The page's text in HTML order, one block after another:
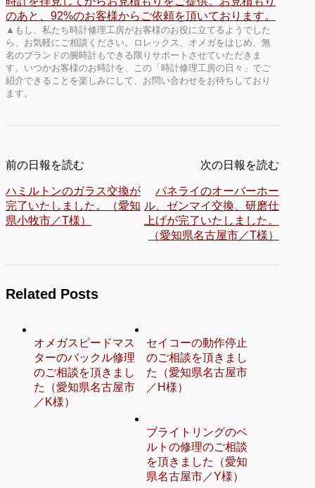
▲もし、私たち時計修理工房がお客様のお役に立てるようでした
ら、お気軽にご相談ください。ロレックス、オメガをはじめ、無
名のブランドの腕時計もできる限りサポートさせていただきま
す。いつかお客様のお時計を、この「時計修理工房の日々」でご
紹介できることを楽しみにして、お問い合わせをお待ちしており
ます。
前の日報を読む
ハミルトンのガラス交換が
完了いたしました。（愛知
県小牧市／T様）
次の日報を読む
パネライのオーバーホー
ル、ゼンマイ交換、研磨仕
上げが完了いたしました。
（愛知県名古屋市／T様）
Related Posts
オメガスピードマス
ターのバックル修理
のご相談を頂きまし
た（愛知県名古屋市
／K様）
セイコーの動作停止
のご相談を頂きまし
た（愛知県名古屋市
／H様）
ブライトリングのベ
ルトの修理のご相談
を頂きました（愛知
県名古屋市／Y様）